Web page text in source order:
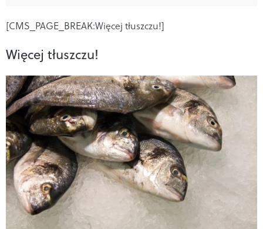
[CMS_PAGE_BREAK:Więcej tłuszczu!]
Więcej tłuszczu!